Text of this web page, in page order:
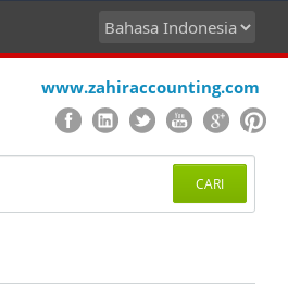
www.zahiraccounting.com
CARI